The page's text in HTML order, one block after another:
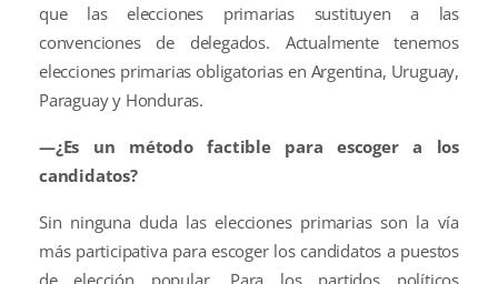
que las elecciones primarias sustituyen a las
convenciones de delegados. Actualmente tenemos
elecciones primarias obligatorias en Argentina, Uruguay,
Paraguay y Honduras.
—¿Es un método factible para escoger a los
candidatos?
Sin ninguna duda las elecciones primarias son la vía
más participativa para escoger los candidatos a puestos
de elección popular. Para los partidos políticos